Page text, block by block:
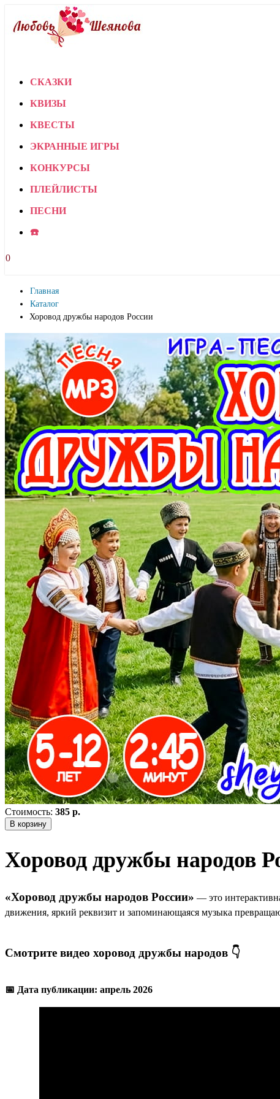
СКАЗКИ
КВИЗЫ
КВЕСТЫ
ЭКРАННЫЕ ИГРЫ
КОНКУРСЫ
ПЛЕЙЛИСТЫ
ПЕСНИ
☎️
0
Главная
Каталог
Хоровод дружбы народов России
Стоимость: 385 р.
В корзину
Хоровод дружбы народов
«Хоровод дружбы народов России» — это
движения, яркий реквизит и запоминающаяся музыка
Смотрите видео хоровод дружбы народов 👇
📅 Дата публикации: апрель 2026